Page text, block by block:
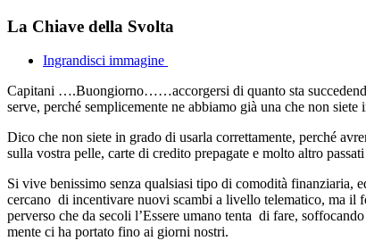
La Chiave della Svolta
Ingrandisci immagine
Capitani ….Buongiorno……accorgersi di quanto sta
serve, perché semplicemente ne abbiamo già una che non siete
Dico che non siete in grado di usarla correttamente, perché
sulla vostra pelle, carte di credito prepagate e molto altro
Si vive benissimo senza qualsiasi tipo di comodità finanziaria,
cercano di incentivare nuovi scambi a livello telematico, ma il
perverso che da secoli l’Essere umano tenta di fare,
mente ci ha portato fino ai giorni nostri.